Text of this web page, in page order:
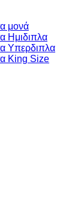
μονά
Ημιδιπλα
Υπερδιπλα
King Size